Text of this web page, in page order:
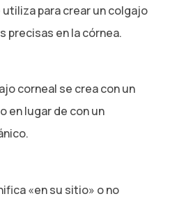
para crear un colgajo
precisas en la córnea.
corneal se crea con un
en lugar de con un
«en su sitio» o no